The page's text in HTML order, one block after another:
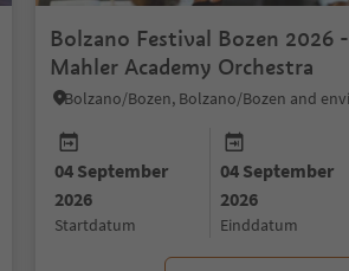
Bolzano Festival Bozen 2026 -
Mahler Academy Orchestra
04 September
2026
startdatum
04 September
2026
einddatum